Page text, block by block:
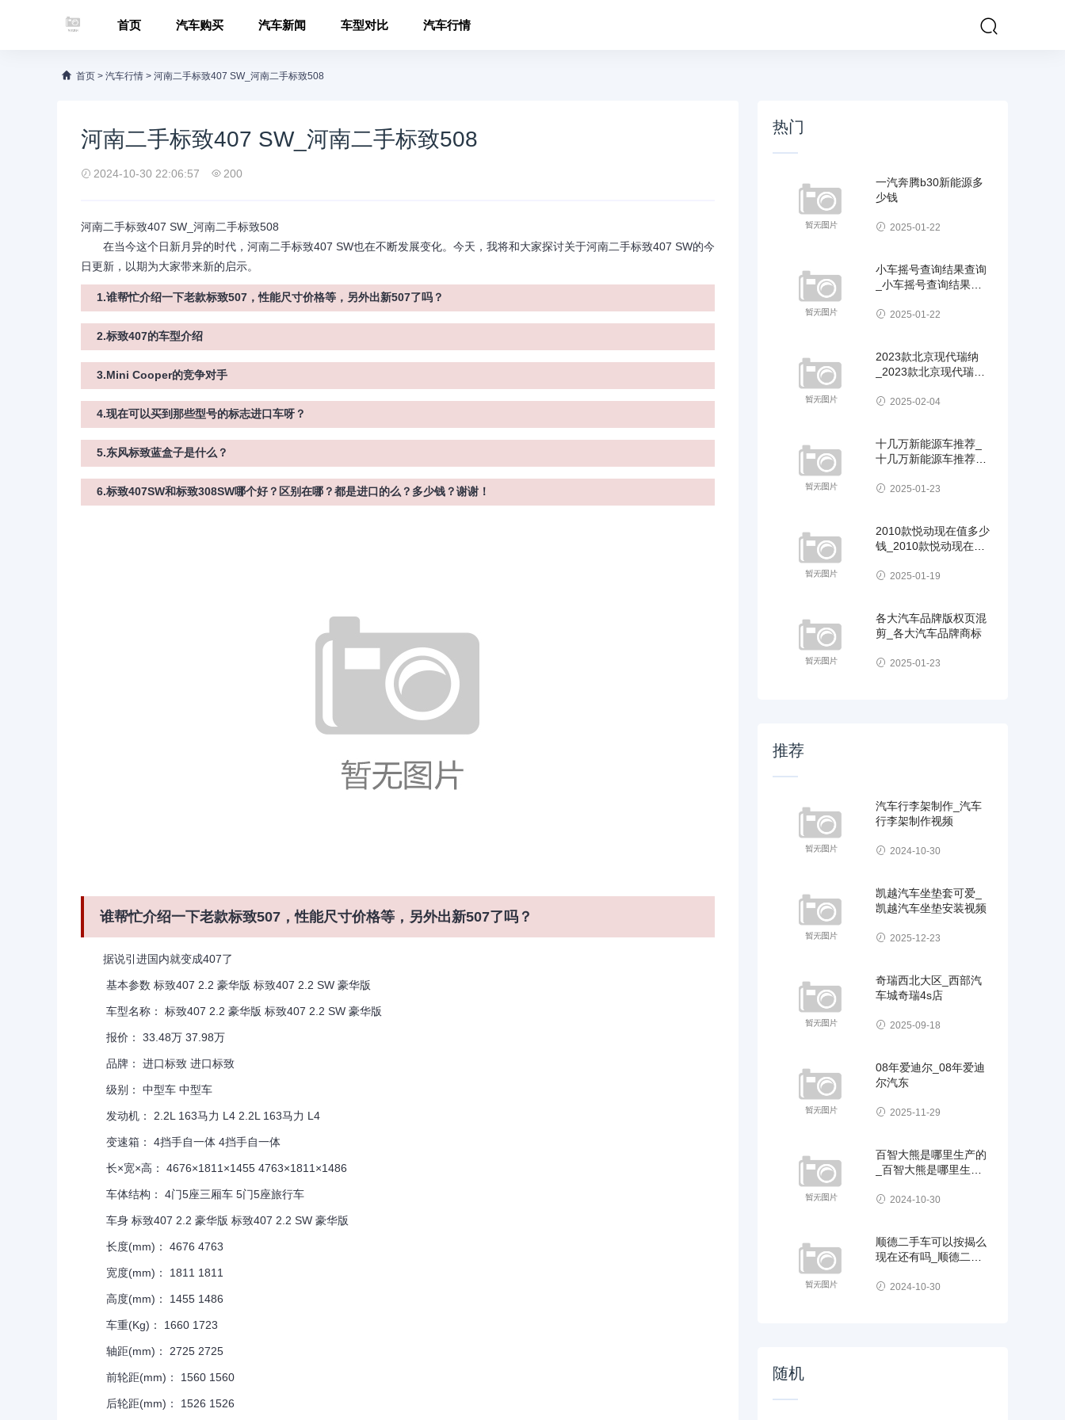
首页 汽车购买 汽车新闻 车型对比 汽车行情
首页 > 汽车行情 > 河南二手标致407 SW_河南二手标致508
河南二手标致407 SW_河南二手标致508
2024-10-30 22:06:57 200
河南二手标致407 SW_河南二手标致508
在当今这个日新月异的时代，河南二手标致407 SW也在不断发展变化。今天，我将和大家探讨关于河南二手标致407 SW的今
日更新，以期为大家带来新的启示。
1.谁帮忙介绍一下老款标致507，性能尺寸价格等，另外出新507了吗？
2.标致407的车型介绍
3.Mini Cooper的竞争对手
4.现在可以买到那些型号的标志进口车呀？
5.东风标致蓝盒子是什么？
6.标致407SW和标致308SW哪个好？区别在哪？都是进口的么？多少钱？谢谢！
谁帮忙介绍一下老款标致507，性能尺寸价格等，另外出新507了吗？
据说引进国内就变成407了
基本参数 标致407 2.2 豪华版 标致407 2.2 SW 豪华版
车型名称： 标致407 2.2 豪华版 标致407 2.2 SW 豪华版
报价： 33.48万 37.98万
品牌： 进口标致 进口标致
级别： 中型车 中型车
发动机： 2.2L 163马力 L4 2.2L 163马力 L4
变速箱： 4挡手自一体 4挡手自一体
长×宽×高： 4676×1811×1455 4763×1811×1486
车体结构： 4门5座三厢车 5门5座旅行车
车身 标致407 2.2 豪华版 标致407 2.2 SW 豪华版
长度(mm)： 4676 4763
宽度(mm)： 1811 1811
高度(mm)： 1455 1486
车重(Kg)： 1660 1723
轴距(mm)： 2725 2725
前轮距(mm)： 1560 1560
后轮距(mm)： 1526 1526
热门
一汽奔腾b30新能源多
少钱
2025-01-22
小车摇号查询结果查询
_小车摇号查询结果查
2025-01-22
2023款北京现代瑞纳
_2023款北京现代瑞纳
2025-02-04
十几万新能源车推荐_
十几万新能源车推荐哪
2025-01-23
2010款悦动现在值多少
钱_2010款悦动现在值
2025-01-19
各大汽车品牌版权页混
剪_各大汽车品牌商标
2025-01-23
推荐
汽车行李架制作_汽车
行李架制作视频
2024-10-30
凯越汽车坐垫套可爱_
凯越汽车坐垫安装视频
2025-12-23
奇瑞西北大区_西部汽
车城奇瑞4s店
2025-09-18
08年爱迪尔_08年爱迪
尔汽东
2025-11-29
百智大熊是哪里生产的
_百智大熊是哪里生产
2024-10-30
顺德二手车可以按揭么
现在还有吗_顺德二手
2024-10-30
随机